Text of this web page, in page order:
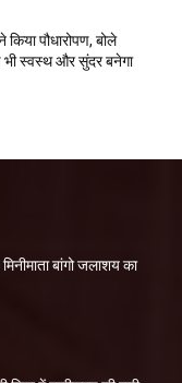
पौधारोपण, बोले
भी स्वस्थ और सुंदर बनेगा
बांगो जलाशय का